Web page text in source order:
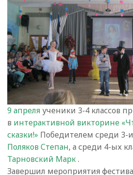
9 апреля ученики 3-4 классов
в интерактивной викторине
сказки!» Победителем среди 3-
Поляков Степан, а среди 4-ых
Тарновский Марк.
Завершил мероприятия